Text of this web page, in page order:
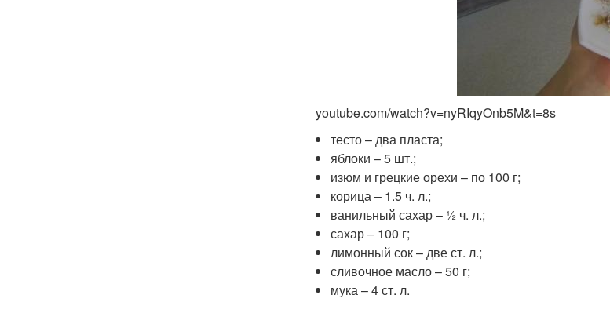
youtube.com/watch?v=nyRIqyOnb5M&t=8s
тесто – два пласта;
яблоки – 5 шт.;
изюм и грецкие орехи – по 100 г;
корица – 1.5 ч. л.;
ванильный сахар – ½ ч. л.;
сахар – 100 г;
лимонный сок – две ст. л.;
сливочное масло – 50 г;
мука – 4 ст. л.